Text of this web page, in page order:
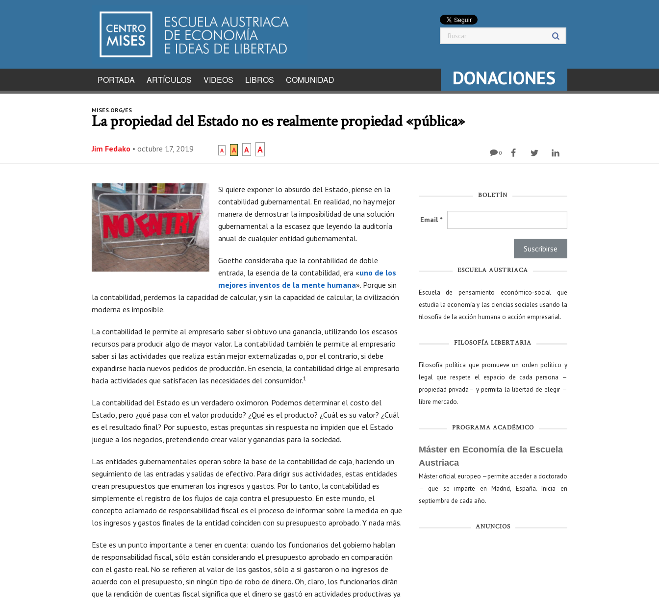
PORTADA ARTÍCULOS VIDEOS LIBROS COMUNIDAD DONACIONES
MISES.ORG/ES
La propiedad del Estado no es realmente propiedad «pública»
Jim Fedako • octubre 17, 2019 A A A A 0
Si quiere exponer lo absurdo del Estado, piense en la
contabilidad gubernamental. En realidad, no hay mejor
manera de demostrar la imposibilidad de una solución
gubernamental a la escasez que leyendo la auditoría
anual de cualquier entidad gubernamental.
Goethe consideraba que la contabilidad de doble
entrada, la esencia de la contabilidad, era «uno de los
mejores inventos de la mente humana». Porque sin
la contabilidad, perdemos la capacidad de calcular, y sin la capacidad de calcular, la civilización
moderna es imposible.
La contabilidad le permite al empresario saber si obtuvo una ganancia, utilizando los escasos
recursos para producir algo de mayor valor. La contabilidad también le permite al empresario
saber si las actividades que realiza están mejor externalizadas o, por el contrario, si debe
expandirse hacia nuevos pedidos de producción. En esencia, la contabilidad dirige al empresario
hacia actividades que satisfacen las necesidades del consumidor.1
La contabilidad del Estado es un verdadero oxímoron. Podemos determinar el costo del
Estado, pero ¿qué pasa con el valor producido? ¿Qué es el producto? ¿Cuál es su valor? ¿Cuál
es el resultado final? Por supuesto, estas preguntas sin respuesta no impiden que el Estado
juegue a los negocios, pretendiendo crear valor y ganancias para la sociedad.
Las entidades gubernamentales operan sobre la base de la contabilidad de caja, haciendo un
seguimiento de las entradas y salidas de efectivo. Para dirigir sus actividades, estas entidades
crean presupuestos que enumeran los ingresos y gastos. Por lo tanto, la contabilidad es
simplemente el registro de los flujos de caja contra el presupuesto. En este mundo, el
concepto aclamado de responsabilidad fiscal es el proceso de informar sobre la medida en que
los ingresos y gastos finales de la entidad coinciden con su presupuesto aprobado. Y nada más.
Este es un punto importante a tener en cuenta: cuando los funcionarios del gobierno hablan
de responsabilidad fiscal, sólo están considerando el presupuesto aprobado en comparación
con el gasto real. No se refieren al valor de los gastos, sólo a si gastaron o no ingresos de
acuerdo con el presupuesto, sin ningún tipo de robo de dinero. Oh, claro, los funcionarios dirán
que la rendición de cuentas fiscal significa que el dinero se gastó en actividades productivas ya
BOLETÍN
Email *
ESCUELA AUSTRIACA
Escuela de pensamiento económico-social que
estudia la economía y las ciencias sociales usando la
filosofía de la acción humana o acción empresarial.
FILOSOFÍA LIBERTARIA
Filosofía política que promueve un orden político y
legal que respete el espacio de cada persona —
propiedad privada— y permita la libertad de elegir —
libre mercado.
PROGRAMA ACADÉMICO
Máster en Economía de la Escuela
Austriaca
Máster oficial europeo —permite acceder a doctorado
— que se imparte en Madrid, España. Inicia en
septiembre de cada año.
ANUNCIOS